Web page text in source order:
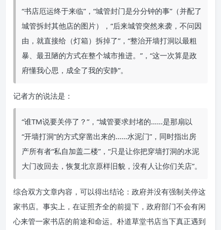
“书店厄运终于来临”，“城管封门是分分钟的事”（并配了
城管拆封其他店的图片），“后来城管突然来袭，不问因
由，就直接给（灯箱）拆掉了”，“整治开墙打洞以最粗
暴、最丑陋的方式在整个城市推进。”，“这一次算是政
府懂我心思，成全了我的安静”。
记者方的说法是：
“谁TM说要关停了？”，“城管要求封堵的……是那扇以
“开墙打洞”的方式穿凿出来的……水泥门”，同时指出房
产所有者“私自加盖二楼”，“只是让你把穿墙打洞的水泥
大门改回去，恢复北京原样旧貌，没有人让你们关店”。
综合双方文章内容，可以得出结论：政府并没有强制关停这
家书店。事实上，在证照齐全的前提下，政府部门不会有闲
心来管一家书店的前途和命运。朴道草堂书店当下真正遇到